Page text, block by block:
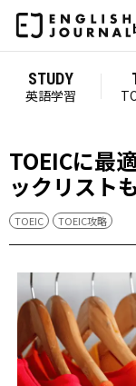
STUDY
英語学習
TOEICに最
ックリスト
TOEIC TOEIC攻略